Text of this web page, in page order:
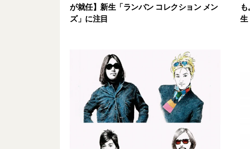
が就任】新生「ランバン コレクション メン
ズ」に注目
生